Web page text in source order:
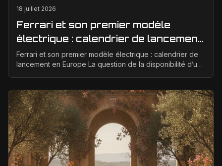
18 juillet 2026
Ferrari et son premier modèle
électrique : calendrier de lancement
en Europe
Ferrari et son premier modèle électrique : calendrier de
lancement en Europe La question de la disponibilité d’une